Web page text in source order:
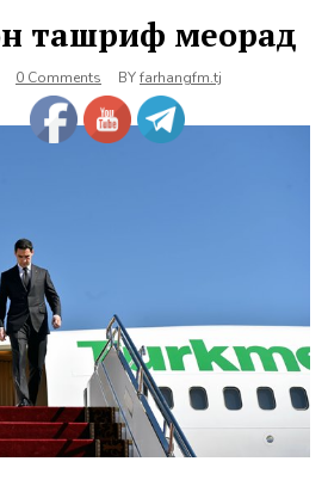
ташриф меорад
0 Comments BYfarhangfm.tj